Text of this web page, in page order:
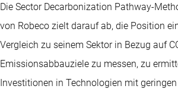
Die Sector Decarbonization Pathway-
von Robeco zielt darauf ab, die Position
Vergleich zu seinem Sektor in Bezug auf
Emissionsabbauziele zu messen, zu
Investitionen in Technologien mit